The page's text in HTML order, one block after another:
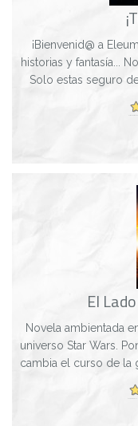
¡Bienvenid@ a
historias y fantasía...
Solo estas seguro
El
Novela ambientada
universo Star Wars.
cambia el curso de